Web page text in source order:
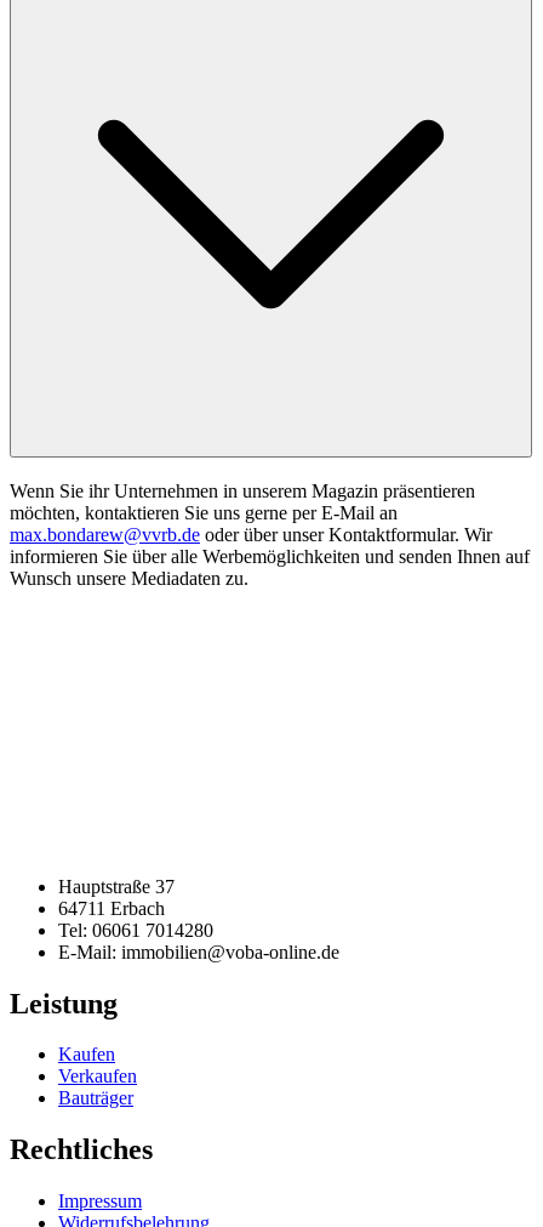
Wenn Sie ihr Unternehmen in unserem Magazin präsentieren
möchten, kontaktieren Sie uns gerne per E-Mail an
max.bondarew@vvrb.de oder über unser Kontaktformular. Wir
informieren Sie über alle Werbemöglichkeiten und senden Ihnen auf
Wunsch unsere Mediadaten zu.
Hauptstraße 37
64711 Erbach
Tel: 06061 7014280
E-Mail: immobilien@voba-online.de
Leistung
Kaufen
Verkaufen
Bauträger
Rechtliches
Impressum